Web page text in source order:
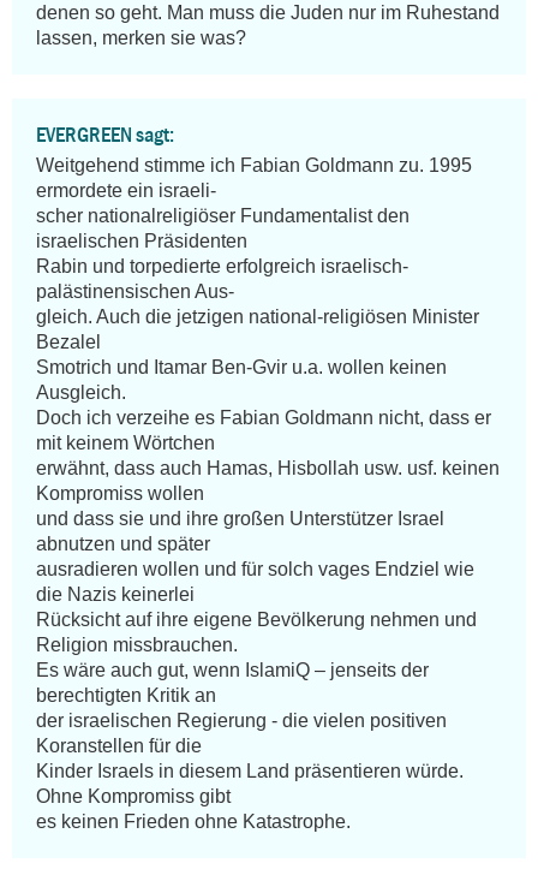
denen so geht. Man muss die Juden nur im Ruhestand
lassen, merken sie was?
EVERGREEN sagt:
Weitgehend stimme ich Fabian Goldmann zu. 1995
ermordete ein israeli-
scher nationalreligiöser Fundamentalist den
israelischen Präsidenten
Rabin und torpedierte erfolgreich israelisch-
palästinensischen Aus-
gleich. Auch die jetzigen national-religiösen Minister
Bezalel
Smotrich und Itamar Ben-Gvir u.a. wollen keinen
Ausgleich.
Doch ich verzeihe es Fabian Goldmann nicht, dass er
mit keinem Wörtchen
erwähnt, dass auch Hamas, Hisbollah usw. usf. keinen
Kompromiss wollen
und dass sie und ihre großen Unterstützer Israel
abnutzen und später
ausradieren wollen und für solch vages Endziel wie
die Nazis keinerlei
Rücksicht auf ihre eigene Bevölkerung nehmen und
Religion missbrauchen.
Es wäre auch gut, wenn IslamiQ – jenseits der
berechtigten Kritik an
der israelischen Regierung - die vielen positiven
Koranstellen für die
Kinder Israels in diesem Land präsentieren würde.
Ohne Kompromiss gibt
es keinen Frieden ohne Katastrophe.